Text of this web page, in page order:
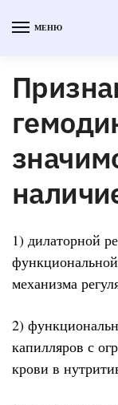
МЕНЮ
1) дилаторной
механизма
2)
капилляров с
крови в